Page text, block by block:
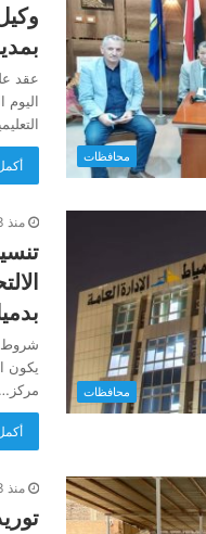
محافظات
عقد
اليوم
محافظات
منذ 3 أيام
شروط
يكون
مركز…
منذ 3 أيام